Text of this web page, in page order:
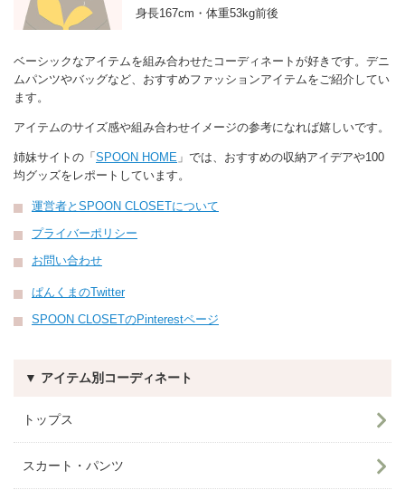
身長167cm・体重53kg前後
ベーシックなアイテムを組み合わせたコーディネートが好きです。デニ
ムパンツやバッグなど、おすすめファッションアイテムをご紹介してい
ます。
アイテムのサイズ感や組み合わせイメージの参考になれば嬉しいです。
姉妹サイトの「 SPOON HOME 」では、おすすめの収納アイデアや100
均グッズをレポートしています。
運営者とSPOON CLOSETについて
プライバーポリシー
お問い合わせ
ぱんくまのTwitter
SPOON CLOSETのPinterestページ
▼ アイテム別コーディネート
トップス
スカート・パンツ